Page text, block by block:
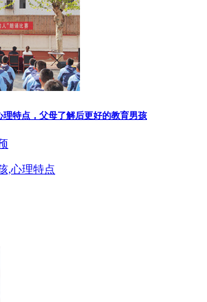
理特点，父母了解后更好的教育男孩
,心理特点